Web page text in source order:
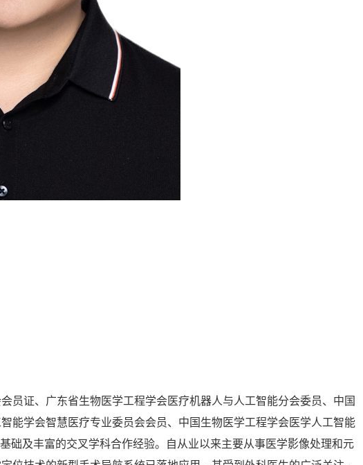
员证、广东省生物医学工程学会医疗机器人与人工智能分会委员、中国
能学会智慧医疗专业委员会会员、中国生物医学工程学会医学人工智能
础及丰富的交叉学科合作经验。自从业以来主要从事医学影像处理和元